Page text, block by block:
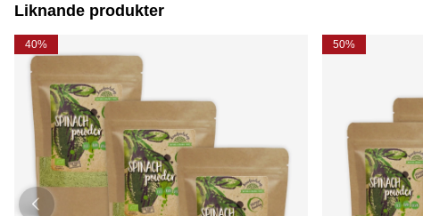
Liknande produkter
40% 50%